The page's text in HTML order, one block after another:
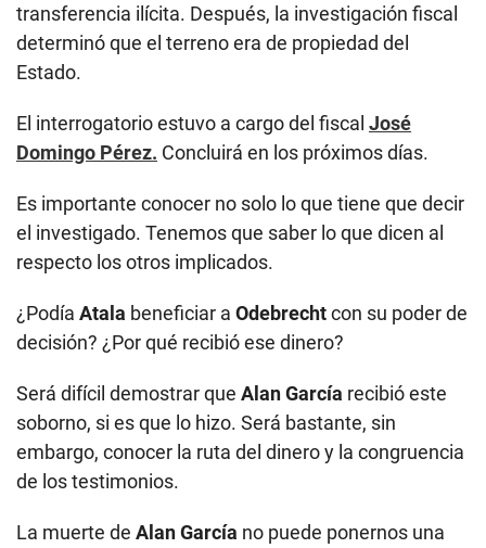
transferencia ilícita. Después, la investigación fiscal
determinó que el terreno era de propiedad del
Estado.
El interrogatorio estuvo a cargo del fiscal José
Domingo Pérez. Concluirá en los próximos días.
Es importante conocer no solo lo que tiene que decir
el investigado. Tenemos que saber lo que dicen al
respecto los otros implicados.
¿Podía Atala beneficiar a Odebrechtcon su poder de
decisión? ¿Por qué recibió ese dinero?
Será difícil demostrar que Alan García recibió este
soborno, si es que lo hizo. Será bastante, sin
embargo, conocer la ruta del dinero y la congruencia
de los testimonios.
La muerte de Alan García no puede ponernos una